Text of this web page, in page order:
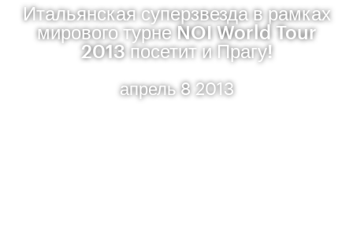
Итальянская суперзвезда в рамках
мирового турне NOI World Tour
2013 посетит и Прагу!
апрель 8 2013